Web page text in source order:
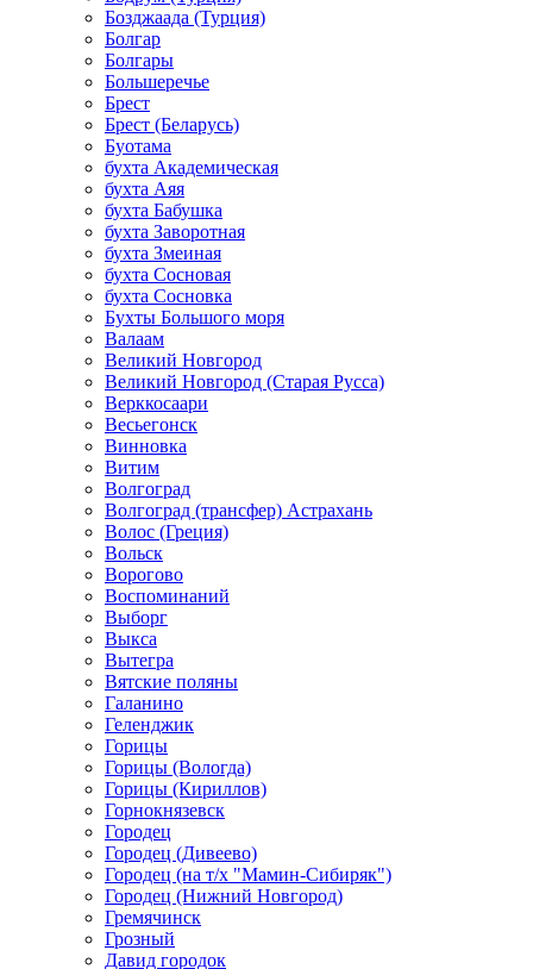
Бозджаада (Турция)
Болгар
Болгары
Большеречье
Брест
Брест (Беларусь)
Буотама
бухта Академическая
бухта Аяя
бухта Бабушка
бухта Заворотная
бухта Змеиная
бухта Сосновая
бухта Сосновка
Бухты Большого моря
Валаам
Великий Новгород
Великий Новгород (Старая Русса)
Верккосаари
Весьегонск
Винновка
Витим
Волгоград
Волгоград (трансфер) Астрахань
Волос (Греция)
Вольск
Ворогово
Воспоминаний
Выборг
Выкса
Вытегра
Вятские поляны
Галанино
Геленджик
Горицы
Горицы (Вологда)
Горицы (Кириллов)
Горнокнязевск
Городец
Городец (Дивеево)
Городец (на т/х "Мамин-Сибиряк")
Городец (Нижний Новгород)
Гремячинск
Грозный
Давид городок